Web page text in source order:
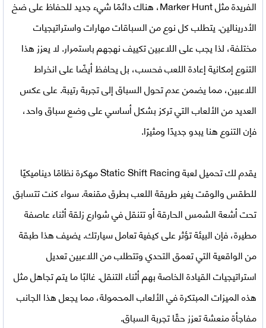
الفريدة مثل Marker Hunt، هناك دائمًا شيء جديد للحفاظ على ضخ
الأدرينالين. يتطلب كل نوع من السباقات مهارات واستراتيجيات
مختلفة، لذا يجب على اللاعبين تكييف نهجهم باستمرار. لا يعزز هذا
التنوع إمكانية إعادة اللعب فحسب، بل يحافظ أيضًا على انخراط
اللاعبين، مما يضمن عدم تحول السباق إلى تجربة رتيبة. على عكس
العديد من الألعاب التي تركز بشكل أساسي على وضع سباق واحد،
فإن التنوع هنا يبدو جديدًا ومثيرًا.
يقدم لكتحميل لعبة Static Shift Racing مهكرة
نظامًا ديناميكيًا
للطقس والوقت يغير طريقة اللعب بطرق مقنعة. سواء كنت تتسابق
تحت أشعة الشمس الحارقة أو تتنقل في شوارع زلقة أثناء عاصفة
مطيرة، فإن البيئة تؤثر على كيفية تعامل سيارتك. يضيف هذا طبقة
من الواقعية التي تعمق التحدي وتتطلب من اللاعبين تعديل
استراتيجيات القيادة الخاصة بهم أثناء التنقل. غالبًا ما يتم تجاهل مثل
هذه الميزات المبتكرة في الألعاب المحمولة، مما يجعل هذا الجانب
مفاجأة منعشة تعزز حقًا تجربة السباق.